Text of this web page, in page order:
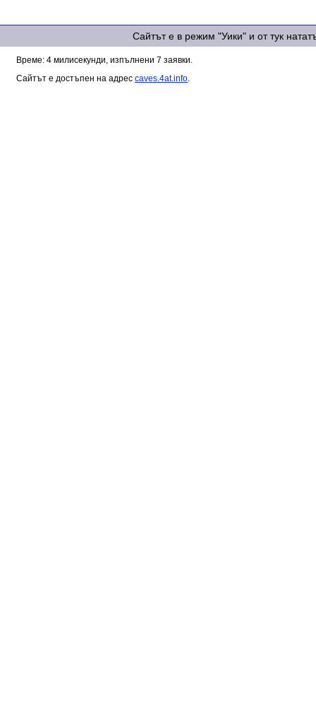
Сайтът е в режим "Уики" и от тук
Време: 4 милисекунди, изпълнени 7 заявки.
Сайтът е достъпен на адрес caves.4at.info.